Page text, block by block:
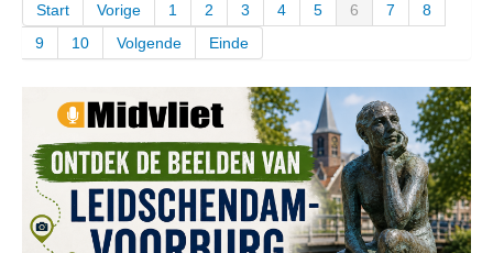
Start Vorige 1 2 3 4 5 6 7
8
9
10 Volgende Einde